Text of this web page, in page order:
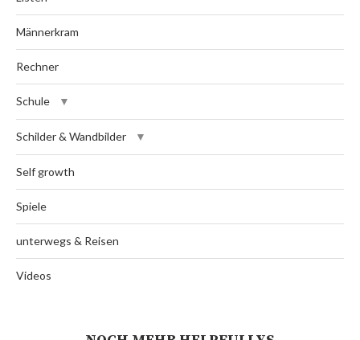
Männerkram
Rechner
Schule
Schilder & Wandbilder
Self growth
Spiele
unterwegs & Reisen
Videos